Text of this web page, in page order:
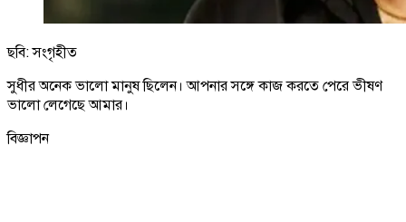
ছবি: সংগৃহীত
সুধীর অনেক ভালো মানুষ ছিলেন। আপনার সঙ্গে কাজ করতে পেরে ভীষণ
ভালো লেগেছে আমার।
বিজ্ঞাপন